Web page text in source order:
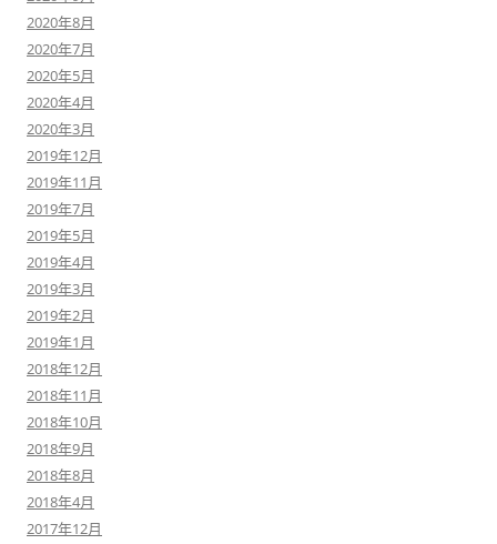
2020年8月
2020年7月
2020年5月
2020年4月
2020年3月
2019年12月
2019年11月
2019年7月
2019年5月
2019年4月
2019年3月
2019年2月
2019年1月
2018年12月
2018年11月
2018年10月
2018年9月
2018年8月
2018年4月
2017年12月